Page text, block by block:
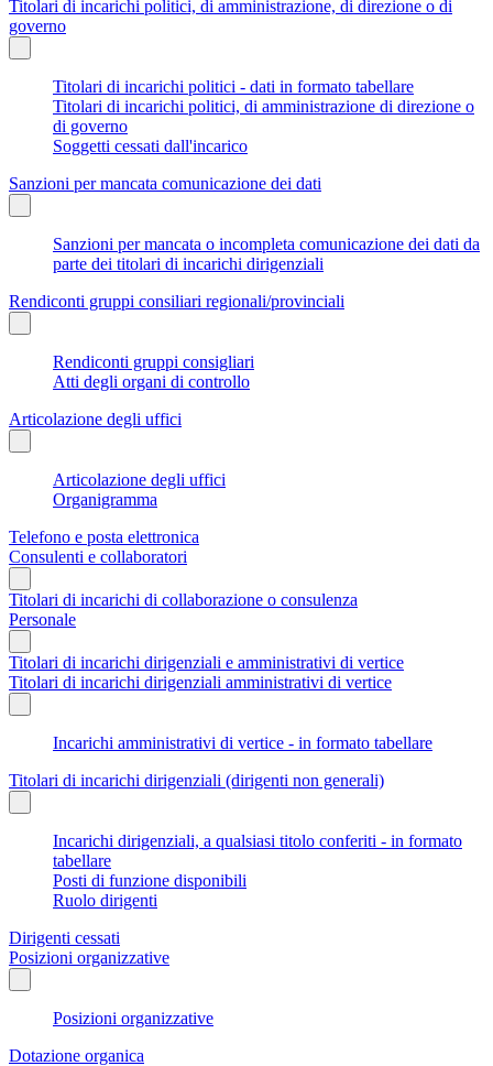
Titolari di incarichi politici, di amministrazione, di direzione o di
governo
Titolari di incarichi politici - dati in formato tabellare
Titolari di incarichi politici, di amministrazione di direzione o
di governo
Soggetti cessati dall'incarico
Sanzioni per mancata comunicazione dei dati
Sanzioni per mancata o incompleta comunicazione dei dati da
parte dei titolari di incarichi dirigenziali
Rendiconti gruppi consiliari regionali/provinciali
Rendiconti gruppi consigliari
Atti degli organi di controllo
Articolazione degli uffici
Articolazione degli uffici
Organigramma
Telefono e posta elettronica
Consulenti e collaboratori
Titolari di incarichi di collaborazione o consulenza
Personale
Titolari di incarichi dirigenziali e amministrativi di vertice
Titolari di incarichi dirigenziali amministrativi di vertice
Incarichi amministrativi di vertice - in formato tabellare
Titolari di incarichi dirigenziali (dirigenti non generali)
Incarichi dirigenziali, a qualsiasi titolo conferiti - in formato
tabellare
Posti di funzione disponibili
Ruolo dirigenti
Dirigenti cessati
Posizioni organizzative
Posizioni organizzative
Dotazione organica